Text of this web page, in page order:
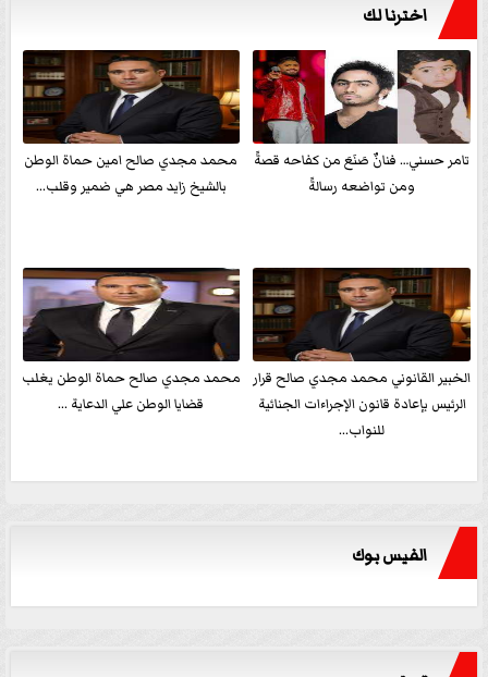
اخترنا لك
تامر حسني… فنانٌ صَنَعَ من كفاحه قصةً
ومن تواضعه رسالةً
محمد مجدي صالح امين حماة الوطن
بالشيخ زايد مصر هي ضمير وقلب...
الخبير القانوني محمد مجدي صالح قرار
الرئيس بإعادة قانون الإجراءات الجنائية
للنواب...
محمد مجدي صالح حماة الوطن يغلب
قضايا الوطن علي الدعاية ...
الفيس بوك